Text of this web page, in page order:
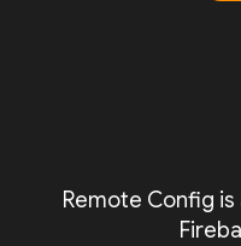
Remote Config